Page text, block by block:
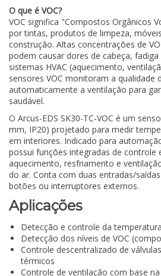
O que é VOC?
VOC significa "Compostos Orgânicos
por tintas, produtos de limpeza,
construção. Altas concentrações de
podem causar dores de cabeça,
sistemas HVAC (aquecimento,
sensores VOC monitoram a qualidade
automaticamente a ventilação para
saudável.
O Arcus-EDS SK30-TC-VOC é um
mm, IP20) projetado para medir
em interiores. Indicado para
possui funções integradas de controle
aquecimento, resfriamento e
do ar. Conta com duas entradas/
botões ou interruptores externos.
Aplicações
Detecção e controle da
Detecção dos níveis de VOC
Controle descentralizado de
térmicos
Controle de ventilação com base